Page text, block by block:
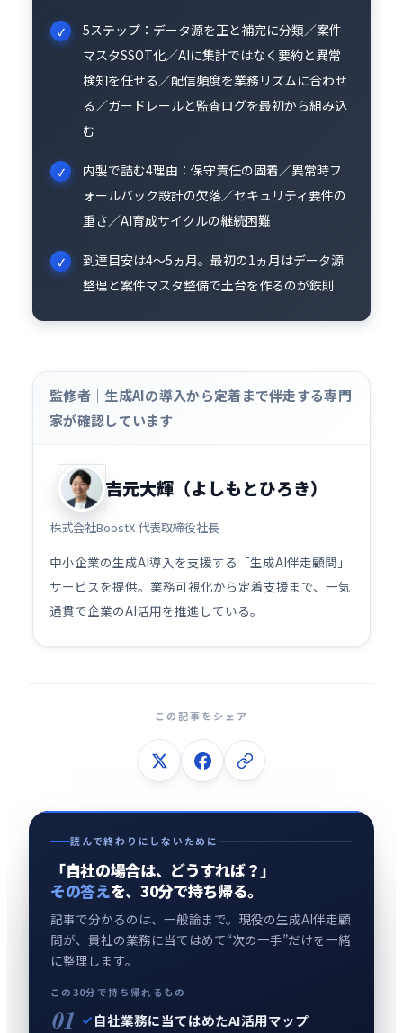
5ステップ：データ源を正と補完に分類／案件
マスタSSOT化／AIに集計ではなく要約と異常
検知を任せる／配信頻度を業務リズムに合わせ
る／ガードレールと監査ログを最初から組み込
む
内製で詰む4理由：保守責任の固着／異常時フ
ォールバック設計の欠落／セキュリティ要件の
重さ／AI育成サイクルの継続困難
到達目安は4〜5ヵ月。最初の1ヵ月はデータ源
整理と案件マスタ整備で土台を作るのが鉄則
監修者｜生成AIの導入から定着まで伴走する専門
家が確認しています
吉元大輝（よしもとひろき）
株式会社BoostX 代表取締役社長
中小企業の生成AI導入を支援する「生成AI伴走顧問」
サービスを提供。業務可視化から定着支援まで、一気
通貫で企業のAI活用を推進している。
この記事をシェア
読んで終わりにしないために
「自社の場合は、どうすれば？」
その答えを、30分で持ち帰る。
記事で分かるのは、一般論まで。現役の生成AI伴走顧
問が、貴社の業務に当てはめて“次の一手”だけを一緒
に整理します。
この30分で持ち帰れるもの
01 自社業務に当てはめたAI活用マップ